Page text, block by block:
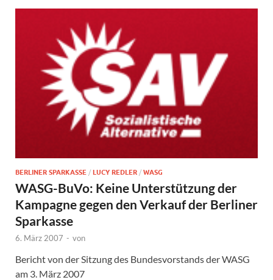
BERLINER SPARKASSE / LUCY REDLER / WASG
WASG-BuVo: Keine Unterstützung der
Kampagne gegen den Verkauf der Berliner
Sparkasse
6. März 2007 - von
Bericht von der Sitzung des Bundesvorstands der WASG
am 3. März 2007